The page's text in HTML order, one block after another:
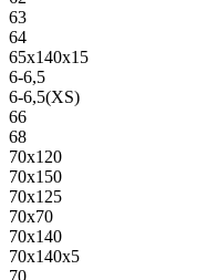
63
64
65х140х15
6-6,5
6-6,5(XS)
66
68
70х120
70х150
70х125
70х70
70х140
70х140х5
70